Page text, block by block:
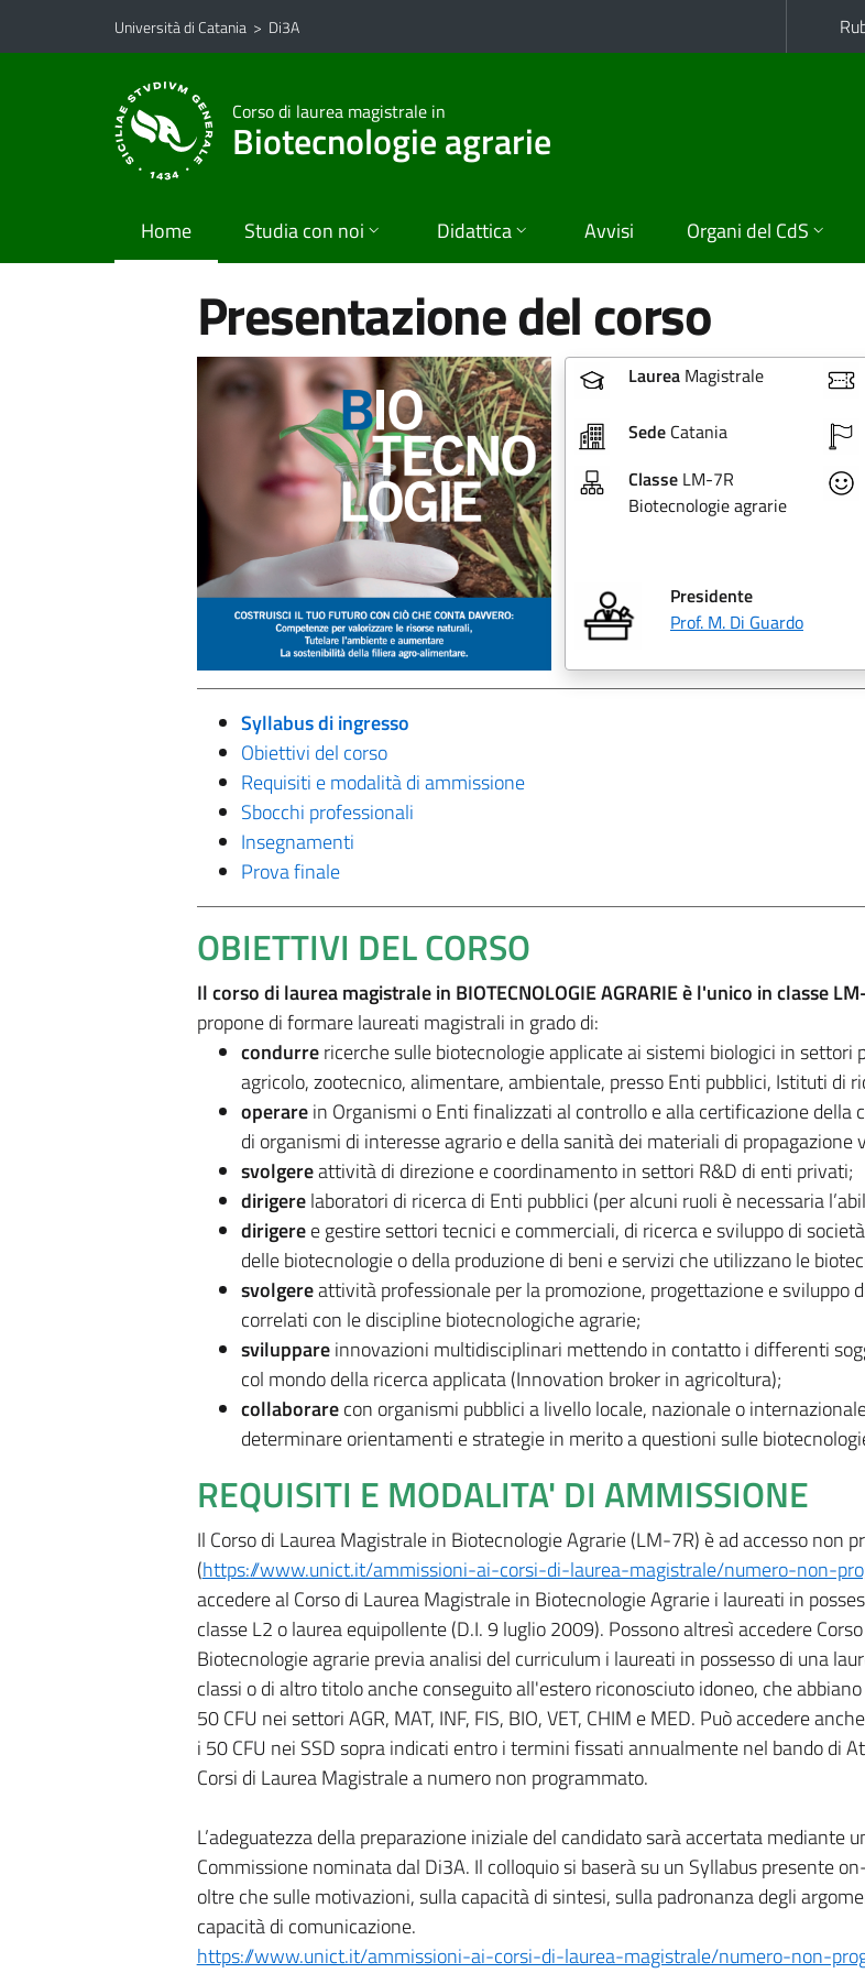
Vai al contenuto principale
Vai al menu di navigazione
Università di Catania > Di3A
Corso di laurea magistrale in
Biotecnologie agrarie
Home Studia con noi Didattica Avvisi Organi del CdS
Presentazione del corso
Laurea Magistrale
Sede Catania
Classe LM-7R
Biotecnologie agrarie
Presidente
Prof. M. Di Guardo
Syllabus di ingresso
Obiettivi del corso
Requisiti e modalità di ammissione
Sbocchi professionali
Insegnamenti
Prova finale
OBIETTIVI DEL CORSO
Il corso di laurea magistrale in BIOTECNOLOGIE AGRARIE è l'unico in classe
propone di formare laureati magistrali in grado di:
condurrericerche sulle biotecnologie applicate ai sistemi biologici in settori
agricolo, zootecnico, alimentare, ambientale, presso Enti pubblici, Istituti di
operarein Organismi o Enti finalizzati al controllo e alla certificazione della
di organismi di interesse agrario e della sanità dei materiali di propagazione
svolgereattività di direzione e coordinamento in settori R&D di enti privati;
dirigerelaboratori di ricerca di Enti pubblici (per alcuni ruoli è necessaria
dirigeree gestire settori tecnici e commerciali, di ricerca e sviluppo di
delle biotecnologie o della produzione di beni e servizi che utilizzano le
svolgereattività professionale per la promozione, progettazione e sviluppo
correlati con le discipline biotecnologiche agrarie;
sviluppareinnovazioni multidisciplinari mettendo in contatto i differenti
col mondo della ricerca applicata (Innovation broker in agricoltura);
collaborarecon organismi pubblici a livello locale, nazionale o
determinare orientamenti e strategie in merito a questioni sulle
REQUISITI E MODALITA' DI AMMISSIONE
Il Corso di Laurea Magistrale in Biotecnologie Agrarie (LM-7R) è ad accesso non
(https://www.unict.it/ammissioni-ai-corsi-di-laurea-magistrale/numero-non-
accedere al Corso di Laurea Magistrale in Biotecnologie Agrarie i laureati in
classe L2 o laurea equipollente (D.I. 9 luglio 2009). Possono altresì accedere
Biotecnologie agrarie previa analisi del curriculum i laureati in possesso di una
classi o di altro titolo anche conseguito all'estero riconosciuto idoneo, che
50 CFU nei settori AGR, MAT, INF, FIS, BIO, VET, CHIM e MED. Può accedere
i 50 CFU nei SSD sopra indicati entro i termini fissati annualmente nel bando di
Corsi di Laurea Magistrale a numero non programmato.
L’adeguatezza della preparazione iniziale del candidato sarà accertata mediante
Commissione nominata dal Di3A. Il colloquio si baserà su un Syllabus presente
oltre che sulle motivazioni, sulla capacità di sintesi, sulla padronanza degli
capacità di comunicazione.
https://www.unict.it/ammissioni-ai-corsi-di-laurea-magistrale/numero-non-